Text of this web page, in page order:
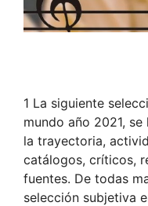
1 La siguiente
mundo año 2021,
la trayectoria,
catálogos, críticos,
fuentes. De todas
selección subjetiva